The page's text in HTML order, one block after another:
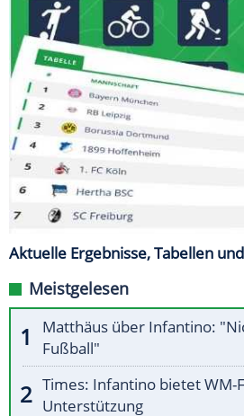
Aktuelle Ergebnisse, Tabellen
Meistgelesen
Matthäus über Infantino:
Fußball"
Times: Infantino bietet WM-
Unterstützung